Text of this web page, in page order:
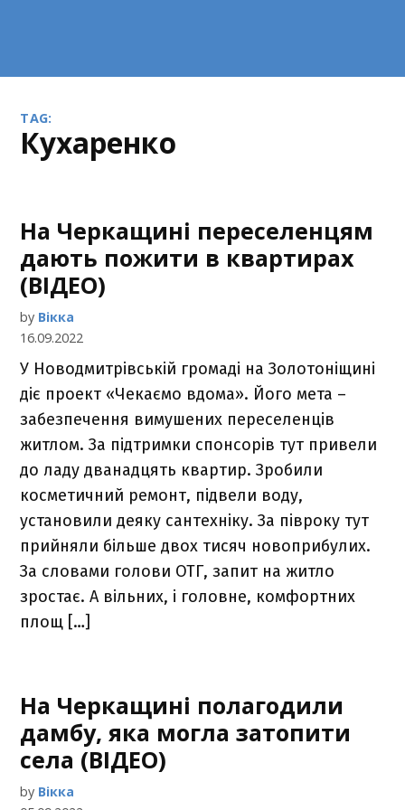
TAG:
Кухаренко
На Черкащині переселенцям
дають пожити в квартирах
(ВІДЕО)
by Вікка
16.09.2022
У Новодмитрівській громаді на Золотоніщині
діє проект «Чекаємо вдома». Його мета –
забезпечення вимушених переселенців
житлом. За підтримки спонсорів тут привели
до ладу дванадцять квартир. Зробили
косметичний ремонт, підвели воду,
установили деяку сантехніку. За півроку тут
прийняли більше двох тисяч новоприбулих.
За словами голови ОТГ, запит на житло
зростає. А вільних, і головне, комфортних
площ […]
На Черкащині полагодили
дамбу, яка могла затопити
села (ВІДЕО)
by Вікка